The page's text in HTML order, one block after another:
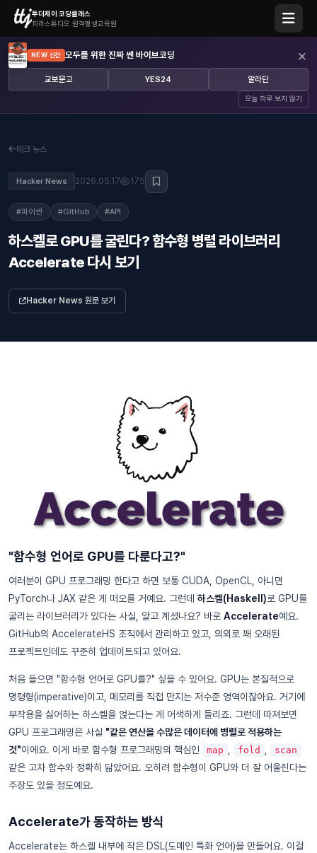
투더제이 코딩클래스
피라스튜디오 원격평생교육원
NEW 신간 모두를 위한 진짜 쎈 바이브코딩
교보문고 YES24 알라딘
오늘 하루 보지 않기
×
테크 뉴스
Hacker News 2026.05.17 175
#파이썬 #GitHub #API
하스켈로 GPU를 굴린다? 함수형 병렬 라이브러리
Accelerate 다시 보기
Hacker News 원문 보기
"함수형 언어로 GPU를 다룬다고?"
여러분이 GPU 프로그래밍 한다고 하면 보통 CUDA, OpenCL, 아니면
PyTorch나 JAX 같은 게 떠오를 거예요. 그런데 하스켈(Haskell)로 GPU를
굴리는 라이브러리가 있다는 사실, 알고 계셨나요? 바로 Accelerate예요.
GitHub의 AccelerateHS 조직에서 관리하고 있고, 의외로 꽤 오래된
프로젝트인데도 꾸준히 업데이트되고 있어요.
처음 들으면 "함수형 언어로 GPU를?" 싶을 수 있어요. GPU는 본질적으로
명령형(imperative)이고, 메모리를 직접 만지는 저수준 영역이잖아요. 거기에
부작용을 싫어하는 하스켈을 얹는다는 게 어색하게 들리죠. 그런데 따져보면
GPU 프로그래밍은 사실 "같은 연산을 수많은 데이터에 병렬로 적용하는
것"이에요. 이게 바로 함수형 프로그래밍의 핵심인 map , fold , scan
같은 고차 함수와 정확히 닮았어요. 오히려 함수형이 GPU와 더 잘 어울린다는
주장도 있을 정도예요.
Accelerate가 동작하는 방식
Accelerate는 하스켈 내부에 작은 DSL(도메인 특화 언어)을 만들어요. 이걸